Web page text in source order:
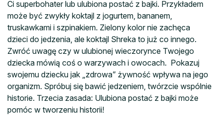
Ci superbohater lub ulubiona postać z bajki. Przykładem
może być zwykły koktajl z jogurtem, bananem,
truskawkami i szpinakiem. Zielony kolor nie zachęca
dzieci do jedzenia, ale koktajl Shreka to już co innego.
Zwróć uwagę czy w ulubionej wieczorynce Twojego
dziecka mówią coś o warzywach i owocach. Pokazuj
swojemu dziecku jak „zdrowa” żywność wpływa na jego
organizm. Spróbuj się bawić jedzeniem, twórzcie wspólnie
historie. Trzecia zasada: Ulubiona postać z bajki może
pomóc w tworzeniu historii!